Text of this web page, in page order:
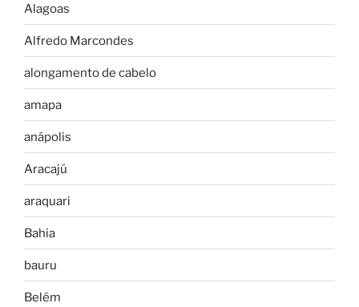
Alagoas
Alfredo Marcondes
alongamento de cabelo
amapa
anápolis
Aracajú
araquari
Bahia
bauru
Belém